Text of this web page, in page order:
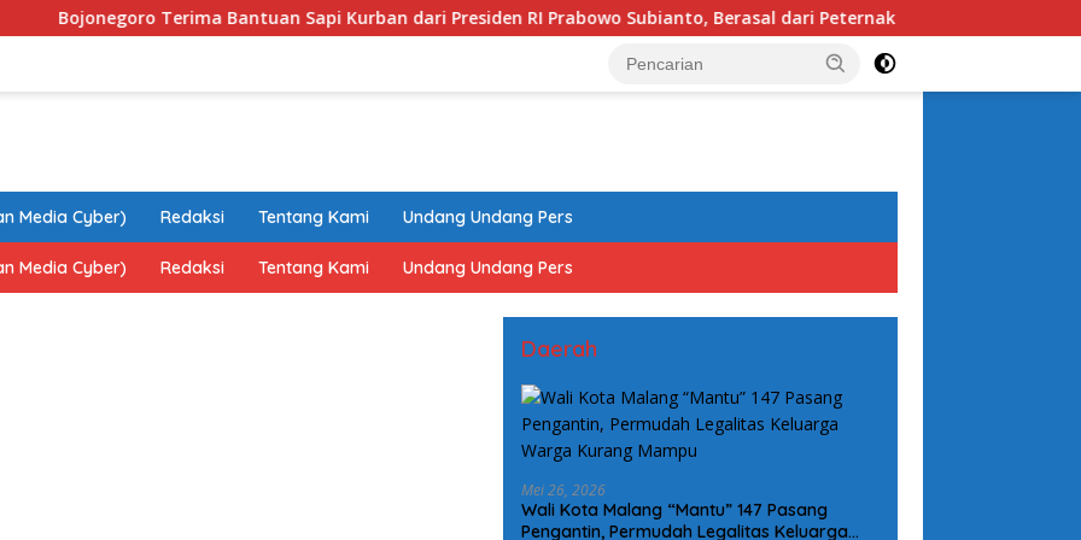
Bantuan Sapi Kurban dari Presiden RI Prabowo Subianto, Berasal dari Peternak di Kalitidu Idul Adha 1447 H,
Media Cyber) Redaksi Tentang Kami Undang Undang Pers
Media Cyber) Redaksi Tentang Kami Undang Undang Pers
Daerah
Mei 26, 2026
Wali Kota Malang “Mantu” 147 Pasang
Pengantin, Permudah Legalitas Keluarga